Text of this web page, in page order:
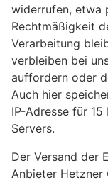
widerrufen, etwa
Rechtmäßigkeit
Verarbeitung
verbleiben bei
auffordern oder
Auch hier
IP-Adresse für
Servers.
Der Versand der
Anbieter Hetzner